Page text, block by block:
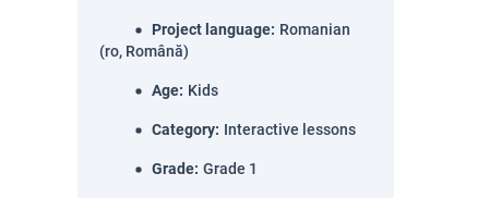
Project language: Romanian
(ro, Română)
Age: Kids
Category: Interactive lessons
Grade: Grade 1